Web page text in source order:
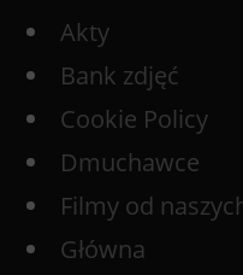
Akty
Bank zdjęć
Cookie Policy
Dmuchawce
Filmy od
Główna